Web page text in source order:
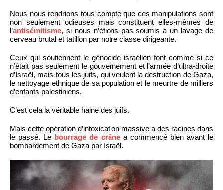
Nous nous rendrions tous compte que ces manipulations sont
non seulement odieuses mais constituent elles-mêmes de
l’antisémitisme, si nous n’étions pas soumis à un lavage de
cerveau brutal et tatillon par notre classe dirigeante.
Ceux qui soutiennent le génocide israélien font comme si ce
n’était pas seulement le gouvernement et l’armée d’ultra-droite
d’Israël, mais tous les juifs, qui veulent la destruction de Gaza,
le nettoyage ethnique de sa population et le meurtre de milliers
d’enfants palestiniens.
C’est cela la véritable haine des juifs.
Mais cette opération d’intoxication massive a des racines dans
le passé. Le bourrage de crânea commencé bien avant le
bombardement de Gaza par Israël.